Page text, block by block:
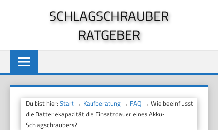
SCHLAGSCHRAUBER
RATGEBER
Du bist hier:Start → Kaufberatung → FAQ → Wie beeinflusst
die Batteriekapazität die Einsatzdauer eines Akku-
Schlagschraubers?